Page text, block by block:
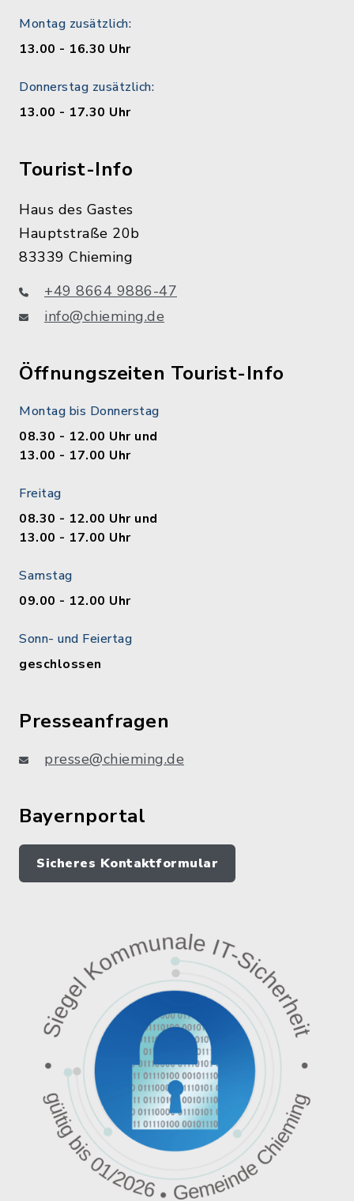
Montag zusätzlich:
13.00 - 16.30 Uhr
Donnerstag zusätzlich:
13.00 - 17.30 Uhr
Tourist-Info
Haus des Gastes
Hauptstraße 20b
83339 Chieming
+49 8664 9886-47
info@chieming.de
Öffnungszeiten Tourist-Info
Montag bis Donnerstag
08.30 - 12.00 Uhr und
13.00 - 17.00 Uhr
Freitag
08.30 - 12.00 Uhr und
13.00 - 17.00 Uhr
Samstag
09.00 - 12.00 Uhr
Sonn- und Feiertag
geschlossen
Presseanfragen
presse@chieming.de
Bayernportal
Sicheres Kontaktformular